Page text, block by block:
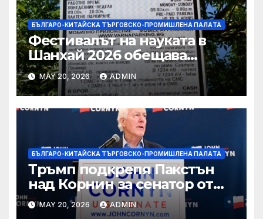
БЪЛГАРО-КИТАЙСКА ТЪРГОВСКО-ПРОМИШЛЕНА ПАЛAТА
Фестивалът на науката в
Шанхай 2026 обещава
вълнуващи научно-
технологични иновации
MAY 20, 2026 ADMIN
БЪЛГАРО-КИТАЙСКА ТЪРГОВСКО-ПРОМИШЛЕНА ПАЛAТА
Тръмп подкрепя Пакстън
над Корнин за сенатор от
Тексас в шокираща
подкрепа
MAY 20, 2026 ADMIN